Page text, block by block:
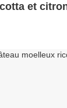
et